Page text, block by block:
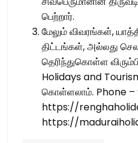
பெற்றார்.
மேலும் விவரங்கள்,
திட்டங்கள், அல்லது
தெரிந்துகொள்ள
Holidays and
கொள்ளலாம். Phone –
https://
https://